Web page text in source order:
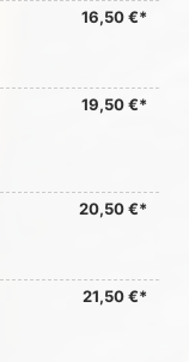
16,50 €*
19,50 €*
20,50 €*
21,50 €*